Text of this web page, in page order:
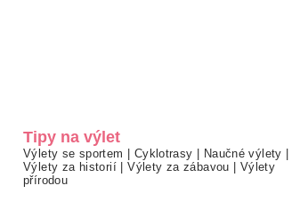
Tipy na výlet
Výlety se sportem | Cyklotrasy | Naučné výlety |
Výlety za historií |Výlety za zábavou | Výlety
přírodou